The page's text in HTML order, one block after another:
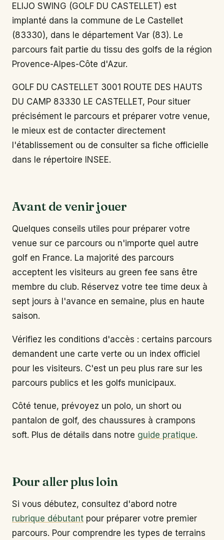
ELIJO SWING (GOLF DU CASTELLET) est
implanté dans la commune de Le Castellet
(83330), dans le département Var (83). Le
parcours fait partie du tissu des golfs de la région
Provence-Alpes-Côte d'Azur.
GOLF DU CASTELLET 3001 ROUTE DES HAUTS
DU CAMP 83330 LE CASTELLET, Pour situer
précisément le parcours et préparer votre venue,
le mieux est de contacter directement
l'établissement ou de consulter sa fiche officielle
dans le répertoire INSEE.
Avant de venir jouer
Quelques conseils utiles pour préparer votre
venue sur ce parcours ou n'importe quel autre
golf en France. La majorité des parcours
acceptent les visiteurs au green fee sans être
membre du club. Réservez votre tee time deux à
sept jours à l'avance en semaine, plus en haute
saison.
Vérifiez les conditions d'accès : certains parcours
demandent une carte verte ou un index officiel
pour les visiteurs. C'est un peu plus rare sur les
parcours publics et les golfs municipaux.
Côté tenue, prévoyez un polo, un short ou
pantalon de golf, des chaussures à crampons
soft. Plus de détails dans notre guide pratique.
Pour aller plus loin
Si vous débutez, consultez d'abord notre
rubrique débutant pour préparer votre premier
parcours. Pour comprendre les types de terrains